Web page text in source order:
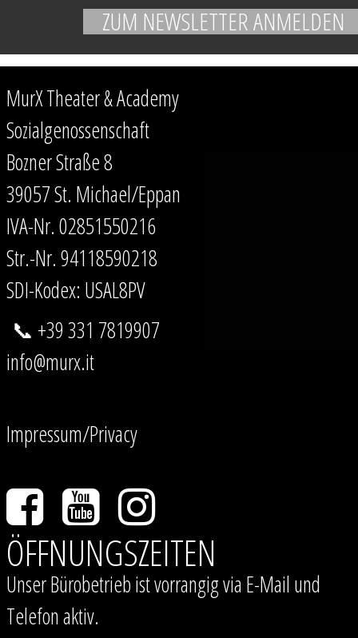
MurX Theater & Academy
Sozialgenossenschaft
Bozner Straße 8
39057 St. Michael/Eppan
IVA-Nr. 02851550216
Str.-Nr. 94118590218
SDI-Kodex: USAL8PV
📞 +39 331 7819907
info@murx.it
Impressum/Privacy
ÖFFNUNGSZEITEN
Unser Bürobetrieb ist vorrangig via E-Mail und
Telefon aktiv.